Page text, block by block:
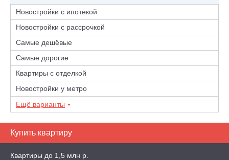
Новостройки с ипотекой
Новостройки с рассрочкой
Самые дешёвые
Самые дорогие
Квартиры с отделкой
Новостройки у метро
Ещё варианты
Купить квартиру
Квартиры до 1,5 млн р.